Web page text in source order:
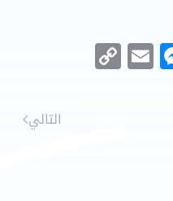
Messenger
Email
التالي